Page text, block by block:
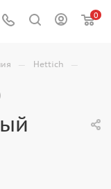
0
— Hettich —